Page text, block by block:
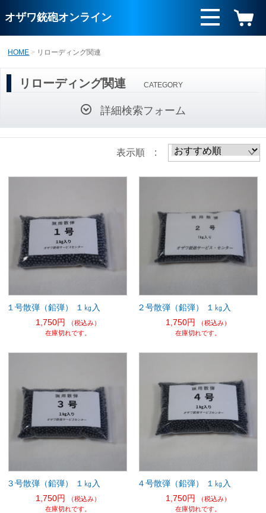
オザワ銃砲オンライン
HOME リローディング関連
リローディング関連 CATEGORY
詳細検索フォーム
表示順 :
１号散弾（鉛弾） １㎏入
1,750円
（税込み）
在庫切れです。
２号散弾（鉛弾） １㎏入
1,750円
（税込み）
在庫切れです。
３号散弾（鉛弾） １㎏入
1,750円
（税込み）
在庫切れです。
４号散弾（鉛弾） １㎏入
1,750円
（税込み）
在庫切れです。